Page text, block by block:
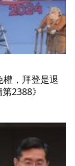
，拜登是退
2388》